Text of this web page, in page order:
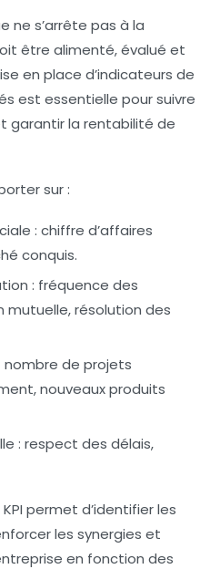
ne s’arrête pas à la
être alimenté, évalué et
en place d’indicateurs de
est essentielle pour suivre
garantir la rentabilité de
sur :
: chiffre d’affaires
conquis.
: fréquence des
résolution des
nombre de projets
nouveaux produits
: respect des délais,
permet d’identifier les
les synergies et
en fonction des